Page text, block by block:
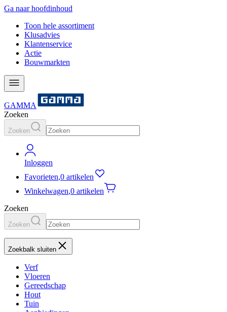
Ga naar hoofdinhoud
Toon hele assortiment
Klusadvies
Klantenservice
Actie
Bouwmarkten
GAMMA
Zoeken
Zoeken
Inloggen
Favorieten,0 artikelen
Winkelwagen,0 artikelen
Zoeken
Zoeken
Zoekbalk sluiten
Verf
Vloeren
Gereedschap
Hout
Tuin